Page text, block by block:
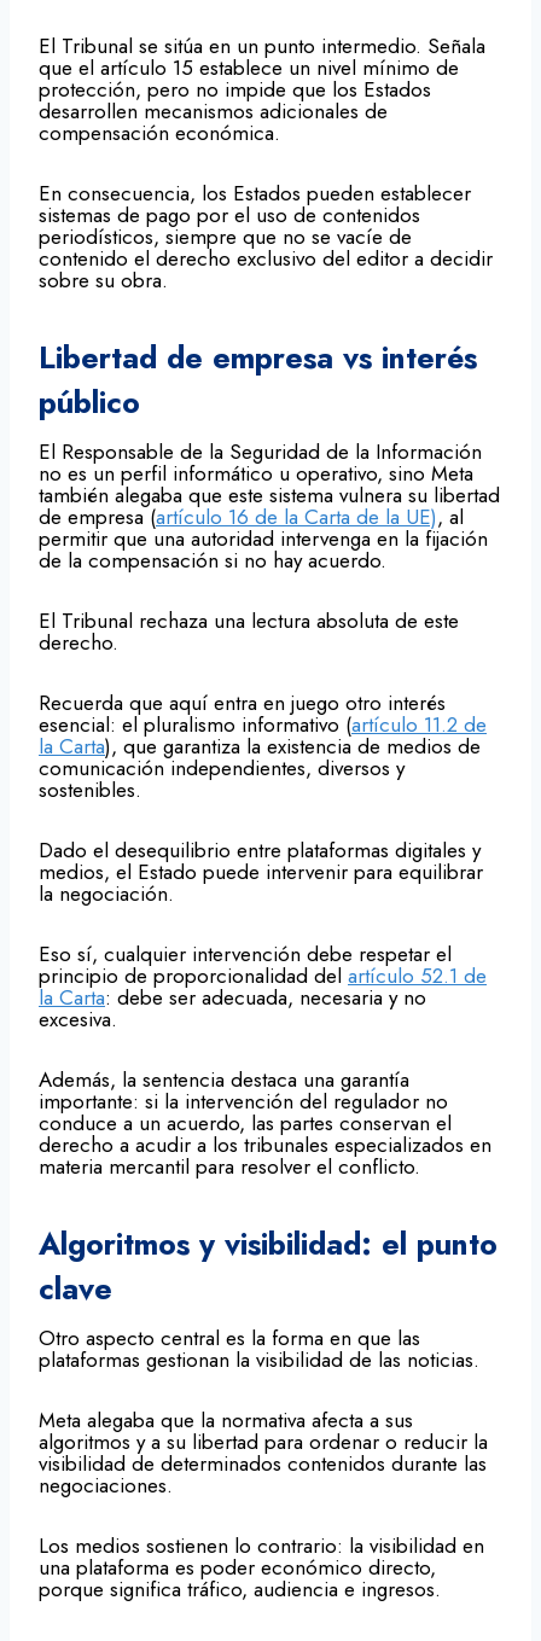
El Tribunal se sitúa en un punto intermedio. Señala
que el artículo 15 establece un nivel mínimo de
protección, pero no impide que los Estados
desarrollen mecanismos adicionales de
compensación económica.
En consecuencia, los Estados pueden establecer
sistemas de pago por el uso de contenidos
periodísticos, siempre que no se vacíe de
contenido el derecho exclusivo del editor a decidir
sobre su obra.
Libertad de empresa vs interés
público
El Responsable de la Seguridad de la Información
no es un perfil informático u operativo, sino Meta
también alegaba que este sistema vulnera su libertad
de empresa (artículo 16 de la Carta de la UE), al
permitir que una autoridad intervenga en la fijación
de la compensación si no hay acuerdo.
El Tribunal rechaza una lectura absoluta de este
derecho.
Recuerda que aquí entra en juego otro interés
esencial: el pluralismo informativo (artículo 11.2 de
la Carta), que garantiza la existencia de medios de
comunicación independientes, diversos y
sostenibles.
Dado el desequilibrio entre plataformas digitales y
medios, el Estado puede intervenir para equilibrar
la negociación.
Eso sí, cualquier intervención debe respetar el
principio de proporcionalidad del artículo 52.1 de
la Carta: debe ser adecuada, necesaria y no
excesiva.
Además, la sentencia destaca una garantía
importante: si la intervención del regulador no
conduce a un acuerdo, las partes conservan el
derecho a acudir a los tribunales especializados en
materia mercantil para resolver el conflicto.
Algoritmos y visibilidad: el punto
clave
Otro aspecto central es la forma en que las
plataformas gestionan la visibilidad de las noticias.
Meta alegaba que la normativa afecta a sus
algoritmos y a su libertad para ordenar o reducir la
visibilidad de determinados contenidos durante las
negociaciones.
Los medios sostienen lo contrario: la visibilidad en
una plataforma es poder económico directo,
porque significa tráfico, audiencia e ingresos.